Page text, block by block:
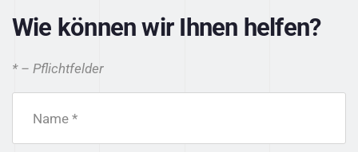
Wie können wir Ihnen helfen?
* – Pflichtfelder
Name *